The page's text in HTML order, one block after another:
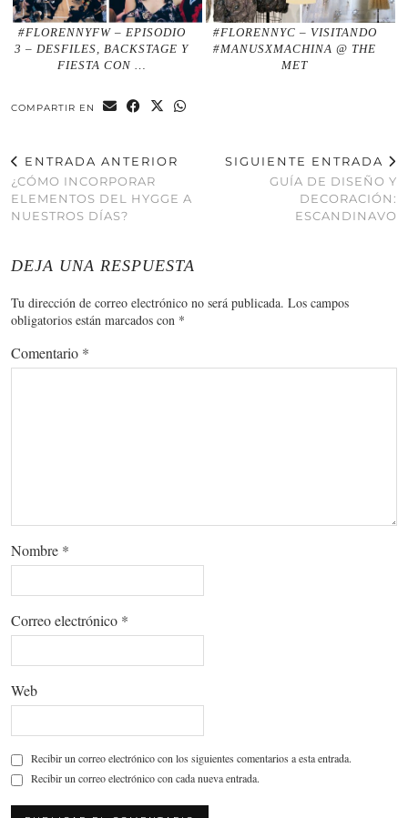
#FLORENNYFW – EPISODIO
3 – DESFILES, BACKSTAGE Y
FIESTA CON …
#FLORENNYC – VISITANDO
#MANUSXMACHINA @ THE
MET
COMPARTIR EN
ENTRADA ANTERIOR
¿CÓMO INCORPORAR
ELEMENTOS DEL HYGGE A
NUESTROS DÍAS?
SIGUIENTE ENTRADA
GUÍA DE DISEÑO Y
DECORACIÓN:
ESCANDINAVO
DEJA UNA RESPUESTA
Tu dirección de correo electrónico no será publicada. Los campos
obligatorios están marcados con *
Comentario *
Nombre *
Correo electrónico *
Web
Recibir un correo electrónico con los siguientes comentarios a esta entrada.
Recibir un correo electrónico con cada nueva entrada.